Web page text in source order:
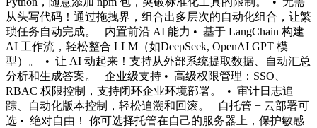
从头写代码！通过拖拽界，组合出多层次的自动化组合，让繁
琐任务自动完成。 内置前沿 AI 能力 • 基于 LangChain 构建
AI 工作流，轻松整合 LLM（如DeepSeek, OpenAI GPT 模
型）。 • 让 AI 动起来！支持从外部系统提取数据、自动汇总
分析和生成答案。 企业级支持 • 高级权限管理：SSO、
RBAC 权限控制，支持闭环企业环境部署。 • 审计日志追
踪、自动化版本控制，轻松追溯和回滚。 自托管 + 云部署可
选 • 绝对自由！ 你可选择托管在自己的服务器上，保护敏感